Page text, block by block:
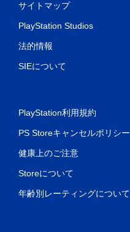
サイトマップ
PlayStation Studios
法的情報
SIEについて
PlayStation利用規約
PS Storeキャンセルポリシー
健康上のご注意
Storeについて
年齢別レーティングについて